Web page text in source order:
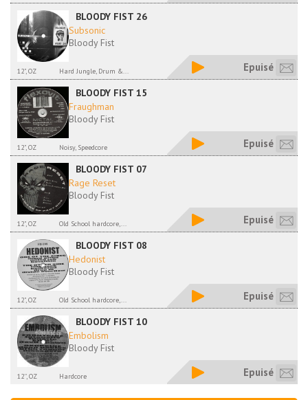
BLOODY FIST 26
Subsonic
Bloody Fist
12", OZ Hard Jungle, Drum &... Epuisé
BLOODY FIST 15
Fraughman
Bloody Fist
12", OZ Noisy, Speedcore Epuisé
BLOODY FIST 07
Rage Reset
Bloody Fist
12", OZ Old School hardcore,... Epuisé
BLOODY FIST 08
Hedonist
Bloody Fist
12", OZ Old School hardcore,... Epuisé
BLOODY FIST 10
Embolism
Bloody Fist
12'', OZ Hardcore Epuisé